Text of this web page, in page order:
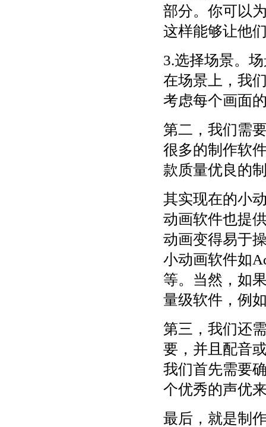
部分。你可以
这样能够让他
3.选择场景。
在场景上，我
考虑每个画面
第二，我们需
很多的制作软
款质量优良的
其实现在的小
动画软件也提
动画变得易于
小动画软件如
等。当然，如
量级软件，例
第三，我们还
要，并且配音
我们首先需要
个优秀的声优
最后，就是制